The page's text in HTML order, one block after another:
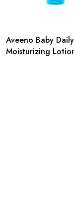
Aveeno Baby
Moisturizing